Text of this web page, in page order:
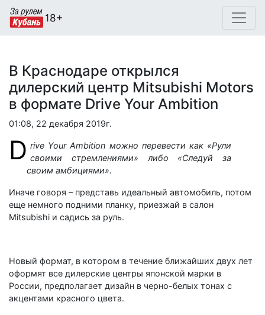
В Краснодаре открылся
дилерский центр Mitsubishi Motors
в формате Drive Your Ambition
01:08, 22 декабря 2019г.
D rive Your Ambition можно перевести как «Рули
своими стремлениями» либо «Следуй за
своим амбициями».
Иначе говоря – представь идеальный автомобиль, потом
еще немного подними планку, приезжай в салон
Mitsubishi и садись за руль.
Новый формат, в котором в течение ближайших двух лет
оформят все дилерские центры японской марки в
России, предполагает дизайн в черно-белых тонах с
акцентами красного цвета.